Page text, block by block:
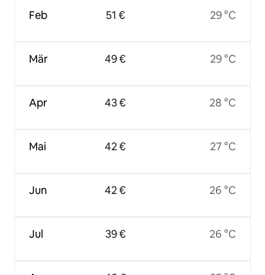
Feb
Mär
Apr
Mai
Jun
Jul
51 €
49 €
43 €
42 €
42 €
39 €
29 °C
29 °C
28 °C
27 °C
26 °C
26 °C